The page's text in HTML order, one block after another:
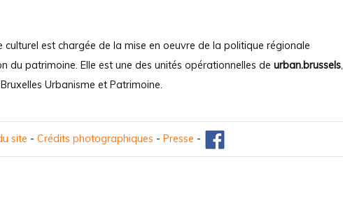
culturel est chargée de la mise en oeuvre de la politique régionale
du patrimoine. Elle est une des unités opérationnelles de urban.brussels,
Urbanisme et Patrimoine.
site - Crédits photographiques - Presse -